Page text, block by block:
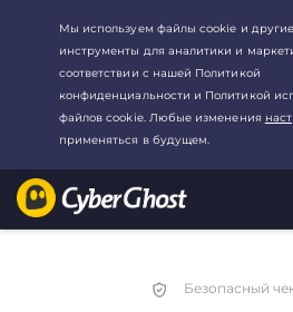
Ваш выбор:Лучшая сделка
месяц
Безопасный